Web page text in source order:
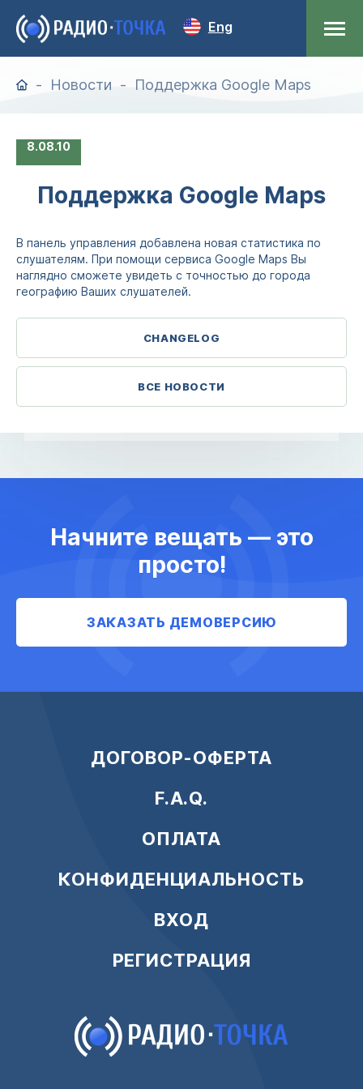
Eng
Новости Поддержка Google Maps
8 08.10
Поддержка Google Maps
В панель управления добавлена новая статистика по
слушателям. При помощи сервиса Google Maps Вы
наглядно сможете увидеть с точностью до города
географию Ваших слушателей.
CHANGELOG
ВСЕ НОВОСТИ
Начните вещать — это
просто!
ЗАКАЗАТЬ ДЕМОВЕРСИЮ
ДОГОВОР-ОФЕРТА
F.A.Q.
ОПЛАТА
КОНФИДЕНЦИАЛЬНОСТЬ
ВХОД
РЕГИСТРАЦИЯ